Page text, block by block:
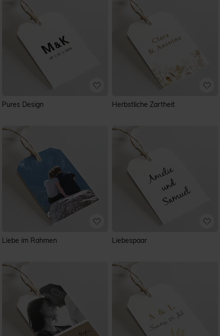
Pures Design Herbstliche Zartheit
Liebe im Rahmen Liebespaar